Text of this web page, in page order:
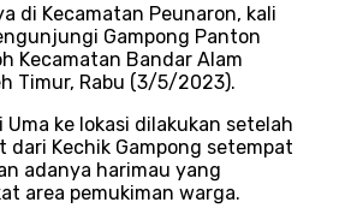
di Kecamatan Peunaron, kali
Gampong Panton
Kecamatan Bandar Alam
Timur, Rabu (3/5/2023).
ke lokasi dilakukan setelah
dari Kechik Gampong setempat
adanya harimau yang
area pemukiman warga.